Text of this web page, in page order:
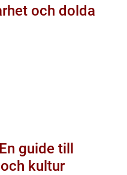
och dolda
guide till
kultur